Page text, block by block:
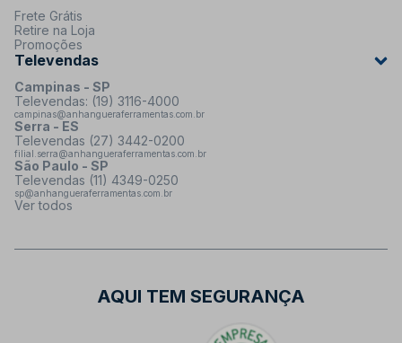
Frete Grátis
Retire na Loja
Promoções
Televendas
Campinas - SP
Televendas: (19) 3116-4000
campinas@anhangueraferramentas.com.br
Serra - ES
Televendas (27) 3442-0200
filial.serra@anhangueraferramentas.com.br
São Paulo - SP
Televendas (11) 4349-0250
sp@anhangueraferramentas.com.br
Ver todos
AQUI TEM SEGURANÇA